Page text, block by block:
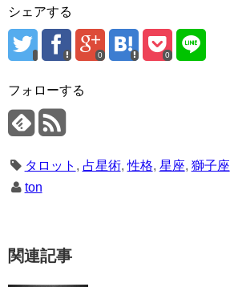
シェアする
0 0
フォローする
タロット , 占星術,性格, 星座, 獅子座
ton
関連記事